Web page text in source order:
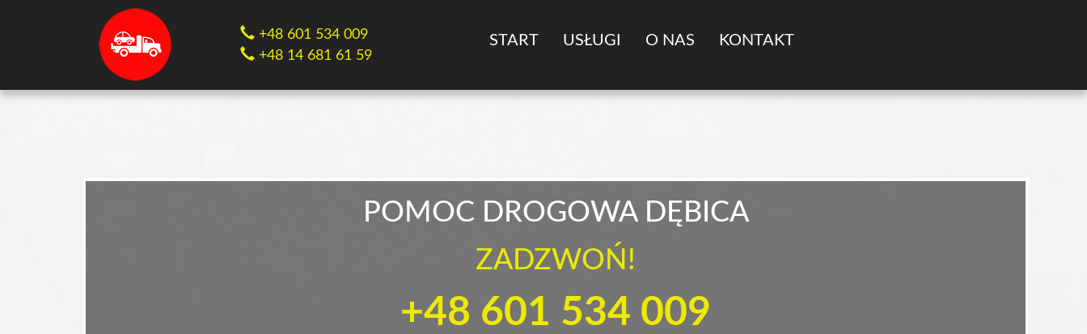
+48 601 534 009
+48 14 681 61 59
START USŁUGI O NAS KONTAKT
POMOC DROGOWA DĘBICA
ZADZWOŃ!
+48 601 534 009